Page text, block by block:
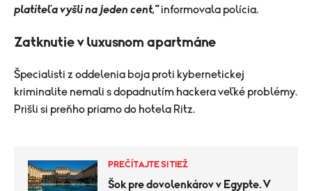
platiteľa vyšli na jeden cent,"informovala polícia.
Zatknutie v luxusnom apartmáne
Špecialisti z oddelenia boja proti kybernetickej
kriminalite nemali s dopadnutím hackera veľké problémy.
Prišli si preňho priamo do hotela Ritz.
PREČÍTAJTE SI TIEŽ
Šok pre dovolenkárov v Egypte. V